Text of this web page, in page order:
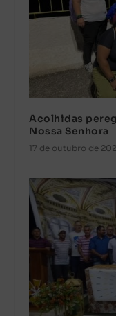
Acolhidas
Nossa Senhora
17 de outubro de